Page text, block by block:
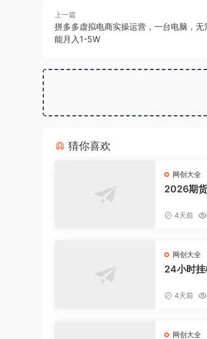
上一篇
拼多多虚拟电商实操运营，一台电脑，
能月入1-5W
猜你喜欢
网创大全
2026期
适配短线
4天前
网创大全
24小时
4天前
网创大全